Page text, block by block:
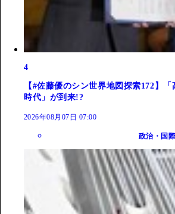
4
【#佐藤優のシン世界地図探索172】
時代」が到来!?
2026年08月07日 07:00
政治・国際